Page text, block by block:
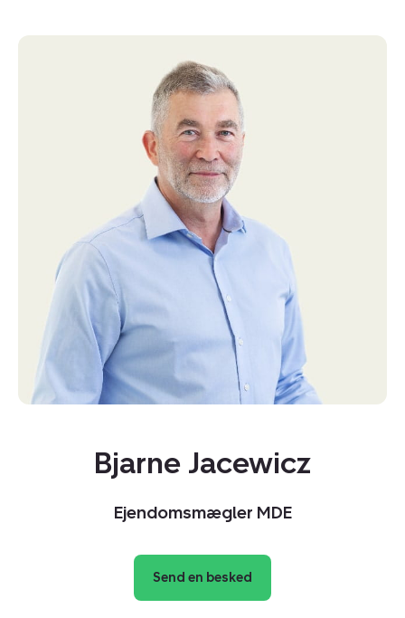
Bjarne Jacewicz
Ejendomsmægler MDE
Send en besked